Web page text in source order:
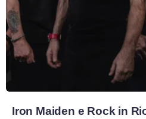
Iron Maiden e Rock in